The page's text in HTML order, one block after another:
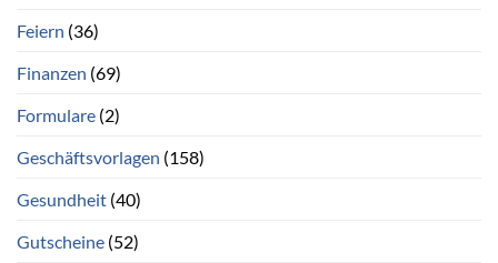
Feiern (36)
Finanzen (69)
Formulare (2)
Geschäftsvorlagen (158)
Gesundheit (40)
Gutscheine (52)